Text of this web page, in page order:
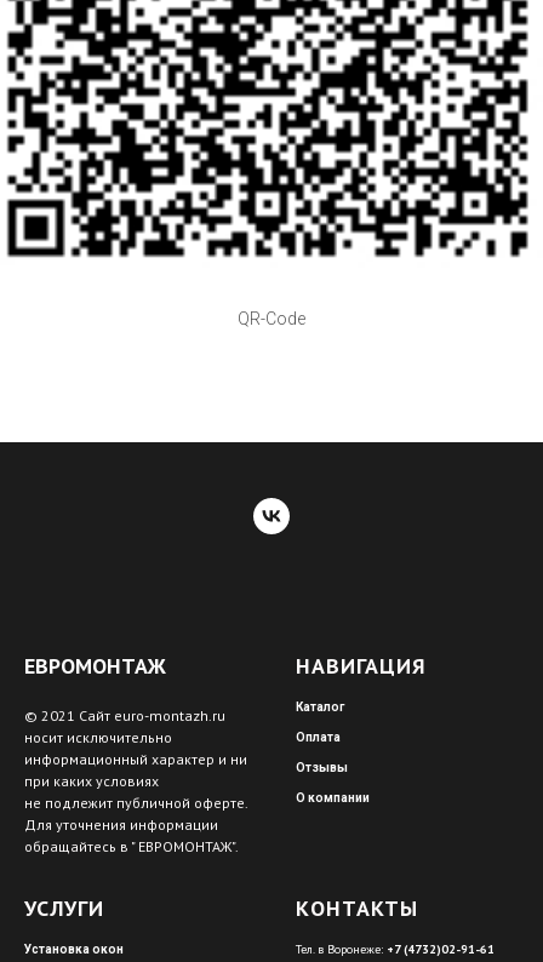
QR-Code
ЕВРОМОНТАЖ
© 2021 Сайт euro-montazh.ru
носит исключительно
информационный характер и ни
при каких условиях
не подлежит публичной оферте.
Для уточнения информации
обращайтесь в " ЕВРОМОНТАЖ".
НАВИГАЦИЯ
Каталог
Оплата
Отзывы
О компании
УСЛУГИ
Установка окон
КОНТАКТЫ
Тел. в Воронеже: +7 (4732)02-91-61